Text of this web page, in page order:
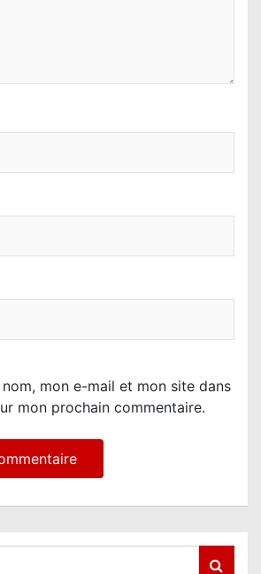
mon e-mail et mon site dans
mon prochain commentaire.